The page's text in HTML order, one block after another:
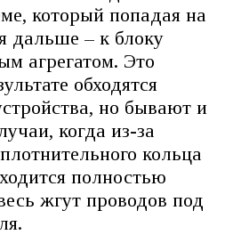
который попадая на
дальше – к блоку
агрегатом. Это
обходятся
но бывают и
когда из-за
кольца
полностью
жгут проводов под